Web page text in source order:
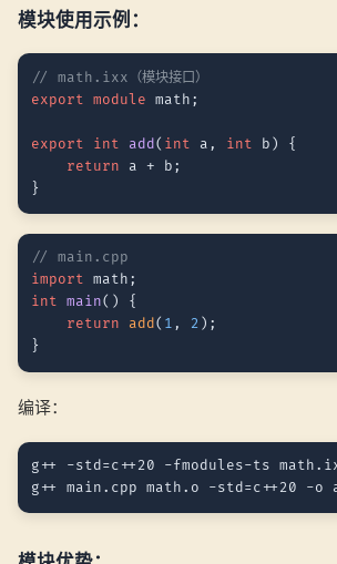
模块使用示例：
// math.ixx（模块接口）
export
module math;
export int add ( int a, int b)
{
return a + b;
// main.cpp
import
int
main()
{
return
add( 1 , 2 );
编译：
g++ -std=c++20 -fmodules-ts